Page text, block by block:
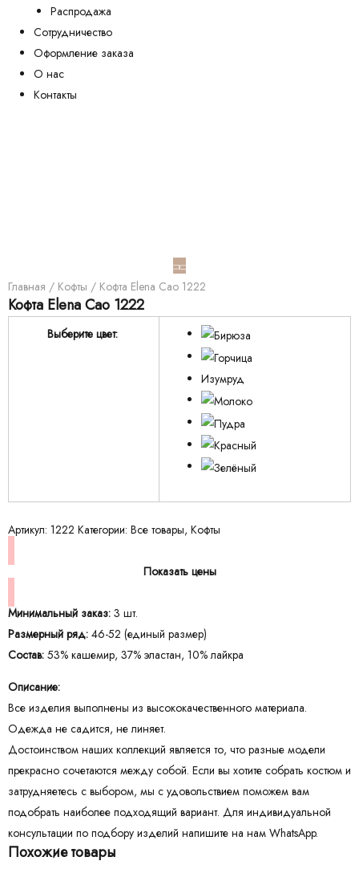
Распродажа
Сотрудничество
Оформление заказа
О нас
Контакты
Главная / Кофты / Кофта Elena Cao 1222
Кофта Elena Cao 1222
Выберите цвет:
Изумруд
Артикул: 1222 Категории: Все товары, Кофты
Показать цены
Минимальный заказ: 3 шт.
Размерный ряд: 46-52 (единый размер)
Состав: 53% кашемир, 37% эластан, 10% лайкра
Описание:
Все изделия выполнены из высококачественного материала.
Одежда не садится, не линяет.
Достоинством наших коллекций является то, что разные модели
прекрасно сочетаются между собой. Если вы хотите собрать костюм и
затрудняетесь с выбором, мы с удовольствием поможем вам
подобрать наиболее подходящий вариант. Для индивидуальной
консультации по подбору изделий напишите на нам WhatsApp.
Похожие товары